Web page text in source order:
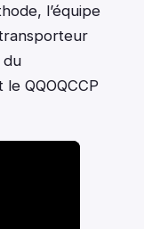
l’équipe
du
QQOQCCP